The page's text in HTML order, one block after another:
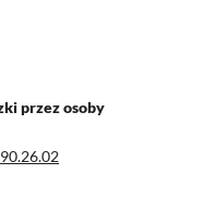
przez osoby